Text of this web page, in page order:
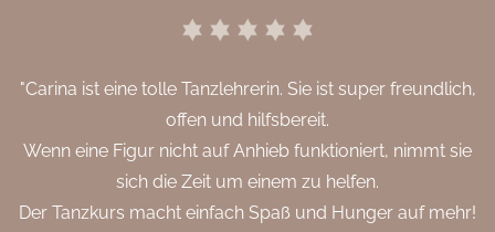
"Carina ist eine tolle Tanzlehrerin. Sie ist super freundlich,
offen und hilfsbereit.
Wenn eine Figur nicht auf Anhieb funktioniert, nimmt sie
sich die Zeit um einem zu helfen.
Der Tanzkurs macht einfach Spaß und Hunger auf mehr!